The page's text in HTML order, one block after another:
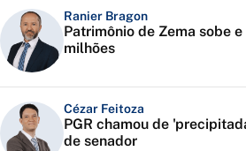
Ranier Bragon
Patrimônio de Zema sobe
milhões
Cézar Feitoza
PGR chamou de
de senador